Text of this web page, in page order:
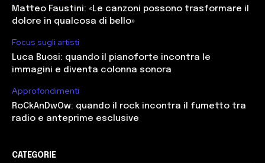
Matteo Faustini: «Le canzoni possono trasformare il
dolore in qualcosa di bello»
Focus sugli artisti
Luca Buosi: quando il pianoforte incontra le
immagini e diventa colonna sonora
Approfondimenti
RoCkAnDwOw: quando il rock incontra il fumetto tra
radio e anteprime esclusive
CATEGORIE